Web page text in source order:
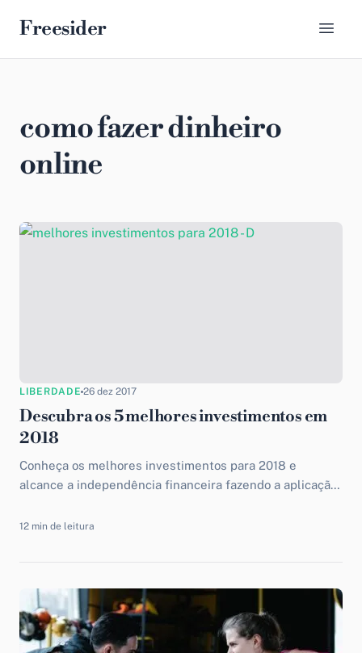
Freesider
como fazer dinheiro
online
LIBERDADE 26 dez 2017
Descubra os 5 melhores investimentos em
2018
Conheça os melhores investimentos para 2018 e
alcance a independência financeira fazendo a aplicação
12 min de leitura